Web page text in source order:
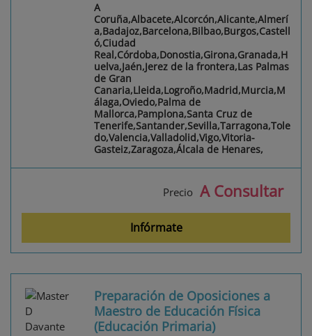
A
Coruña,Albacete,Alcorcón,Alicante,Almerí
a,Badajoz,Barcelona,Bilbao,Burgos,Castell
ó,Ciudad
Real,Córdoba,Donostia,Girona,Granada,H
uelva,Jaén,Jerez de la frontera,Las Palmas
de Gran
Canaria,Lleida,Logroño,Madrid,Murcia,M
álaga,Oviedo,Palma de
Mallorca,Pamplona,Santa Cruz de
Tenerife,Santander,Sevilla,Tarragona,Tole
do,Valencia,Valladolid,Vigo,Vitoria-
Gasteiz,Zaragoza,Álcala de Henares,
Precio A Consultar
Infórmate
Preparación de Oposiciones a
Maestro de Educación Física
(Educación Primaria)